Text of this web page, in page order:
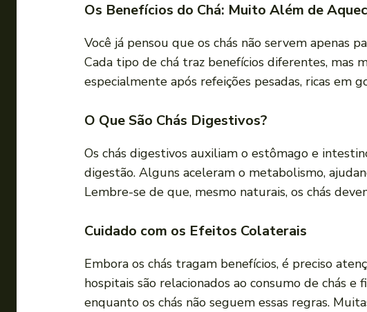
Os Benefícios do Chá: Muito Além de
Você já pensou que os chás não servem apenas
Cada tipo de chá traz benefícios diferentes, mas
especialmente após refeições pesadas, ricas em
O Que São Chás Digestivos?
Os chás digestivos auxiliam o estômago e
digestão. Alguns aceleram o metabolismo,
Lembre-se de que, mesmo naturais, os chás
Cuidado com os Efeitos Colaterais
Embora os chás tragam benefícios, é preciso
hospitais são relacionados ao consumo de chás
enquanto os chás não seguem essas regras.